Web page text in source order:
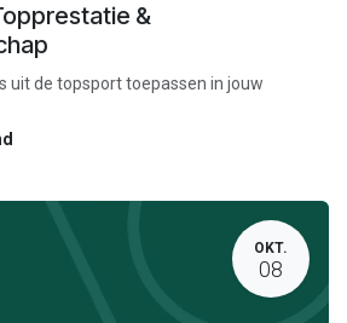
&
uit de topsport toepassen in jouw
OKT.
08